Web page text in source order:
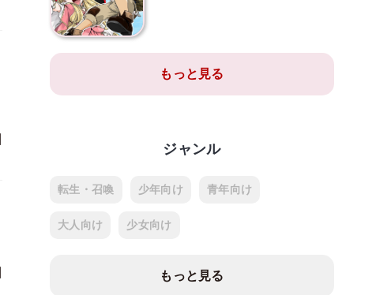
もっと見る
ジャンル
転生・召喚 少年向け 青年向け
大人向け 少女向け
もっと見る